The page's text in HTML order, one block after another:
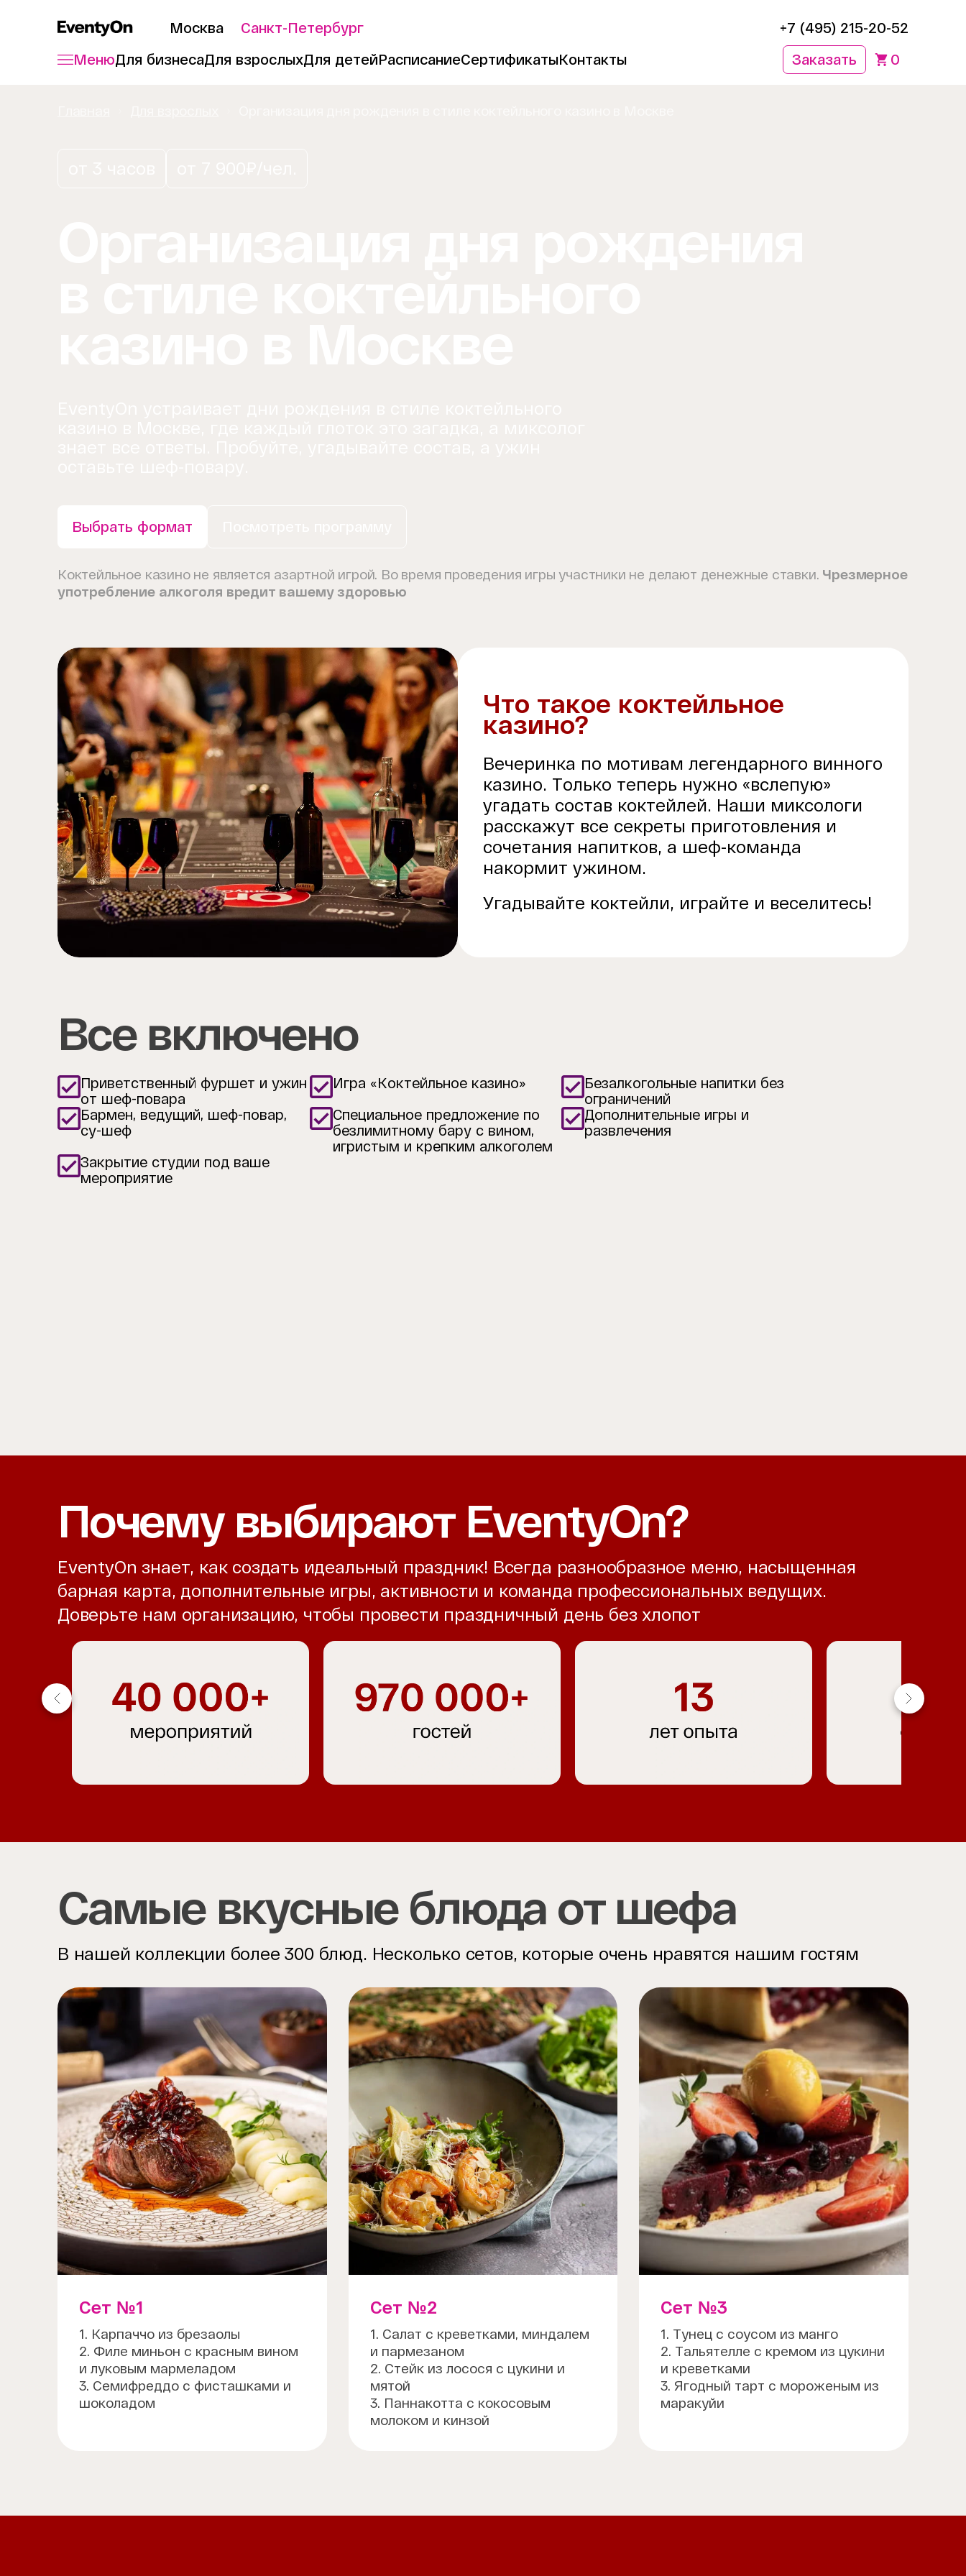
Москва Санкт-Петербург
+7 (495) 215-20-52
МенюДля бизнесаДля взрослыхДля детейРасписаниеСертификатыКонтакты Заказать 0
Выбрать формат
Коктейльное казино не является азартной игрой. Во время проведения игры участники не делают денежные ставки. Чрезмерное
употребление алкоголя вредит вашему здоровью
Что такое коктейльное
казино?
Вечеринка по мотивам легендарного винного
казино. Только теперь нужно «вслепую»
угадать состав коктейлей. Наши миксологи
расскажут все секреты приготовления и
сочетания напитков, а шеф-команда
накормит ужином.
Угадывайте коктейли, играйте и веселитесь!
Все включено
Приветственный фуршет и ужин
от шеф-повара
Игра «Коктейльное казино»
Безалкогольные напитки без
ограничений
Бармен, ведущий, шеф-повар,
су-шеф
Специальное предложение по
безлимитному бару с вином,
игристым и крепким алкоголем
Дополнительные игры и
развлечения
Закрытие студии под ваше
мероприятие
Почему выбирают EventyOn?
EventyOn знает, как создать идеальный праздник! Всегда разнообразное меню, насыщенная
барная карта, дополнительные игры, активности и команда профессиональных ведущих.
Доверьте нам организацию, чтобы провести праздничный день без хлопот
Самые вкусные блюда от шефа
В нашей коллекции более 300 блюд. Несколько сетов, которые очень нравятся нашим гостям
Сет №1
1. Карпаччо из брезаолы
2. Филе миньон с красным вином
и луковым мармеладом
3. Семифреддо с фисташками и
шоколадом
Сет №2
1. Салат с креветками, миндалем
и пармезаном
2. Стейк из лосося с цукини и
мятой
3. Паннакотта с кокосовым
молоком и кинзой
Сет №3
1. Тунец с соусом из манго
2. Тальятелле с кремом из цукини
и креветками
3. Ягодный тарт с мороженым из
маракуйи